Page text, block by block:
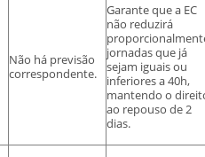
Não há previsão
correspondente.
Garante que a EC
não reduzirá
jornadas que já
sejam iguais ou
inferiores a 40h,
mantendo o
ao repouso de 2
dias.